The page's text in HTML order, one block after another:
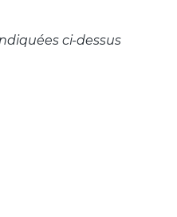
ci-dessus